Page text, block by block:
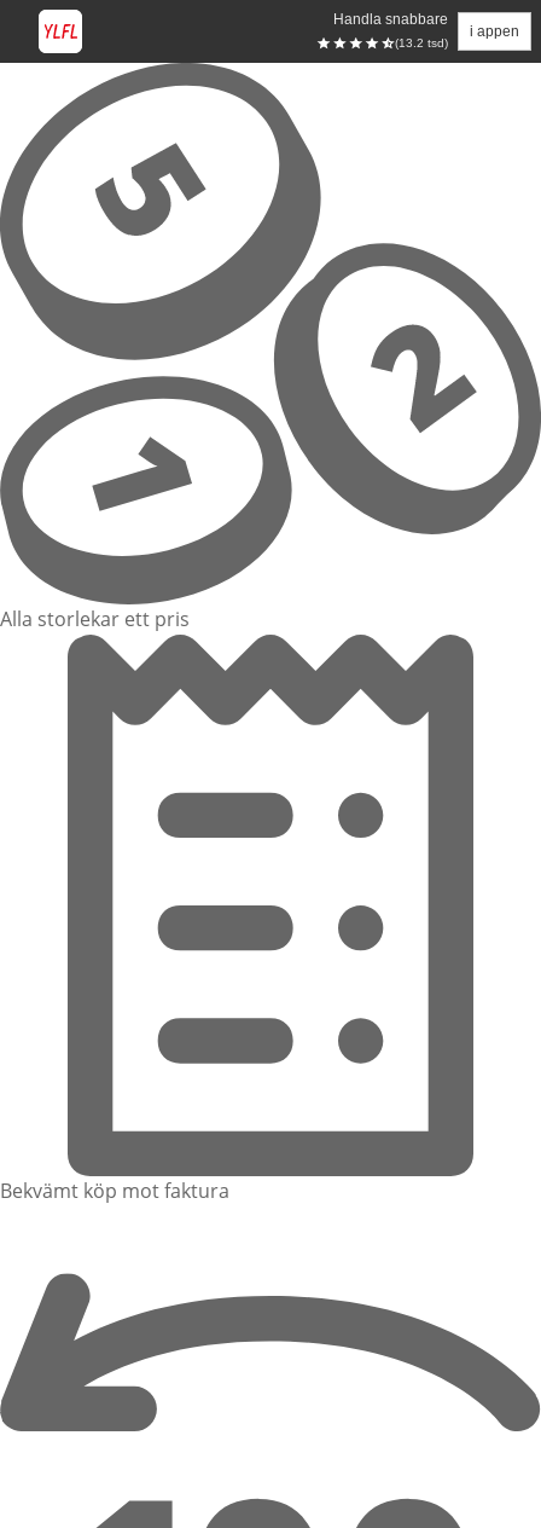
Handla snabbare
(13.2 tsd)
i appen
Hoppa till huvudinnehåll
Alla storlekar ett pris
Bekvämt köp mot faktura